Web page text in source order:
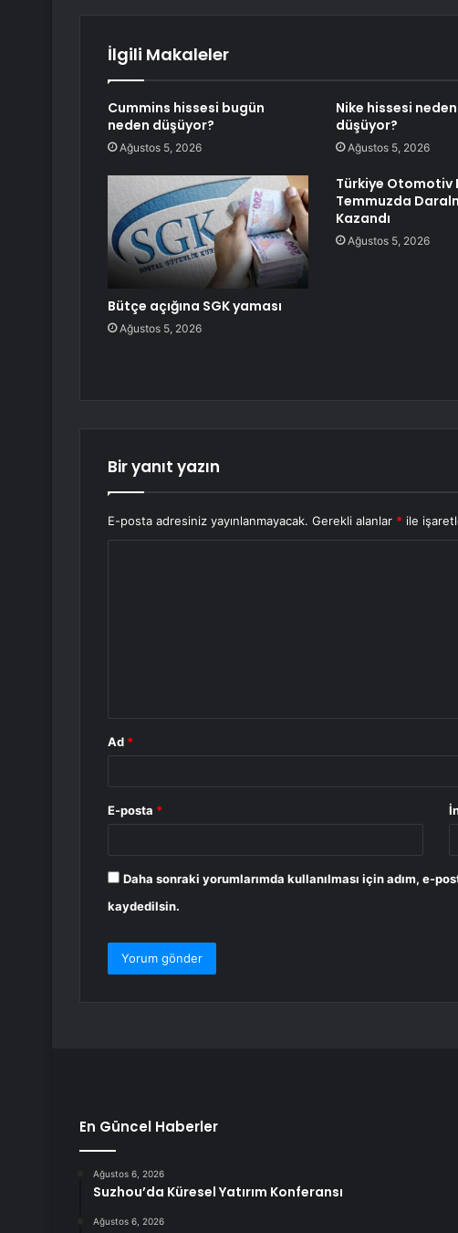
İlgili Makaleler
Cummins hissesi bugün
neden düşüyor?
Ağustos 5, 2026
Nike hissesi
düşüyor?
Ağustos 5, 2026
Bütçe açığına SGK yaması
Ağustos 5, 2026
Türkiye Otomotiv
Temmuzda
Kazandı
Ağustos 5, 2026
Bir yanıt yazın
E-posta adresiniz yayınlanmayacak. Gerekli alanlar * ile
Ad *
E-posta *
Daha sonraki yorumlarımda kullanılması için adım, e-
kaydedilsin.
En Güncel Haberler
Ağustos 6, 2026
Suzhou’da Küresel Yatırım Konferansı
Ağustos 6, 2026